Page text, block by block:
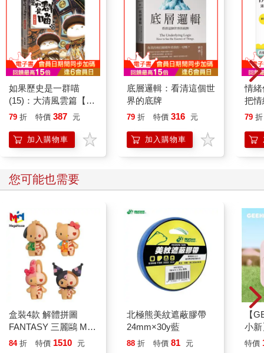
如果歷史是一群喵
(15)：大清風雲篇【萌
貓漫畫學歷史】
79 折 特價 387 元
加入購物車
底層邏輯：看清這個世
界的底牌
79 折 特價 316 元
加入購物車
情
把
誰
79 折
您可能也需要
盒裝4款 解體拼圖
FANTASY 三麗鷗 Mix
熱帶櫻桃系列 立體拼
84 折 特價 1510 元
北極熊美紋遮蔽膠帶
24mm×30y藍
88 折 特價 81 元
【
小
特價